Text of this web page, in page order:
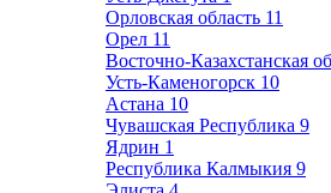
Орловская область 11
Орел 11
Восточно-Казахстанская
Усть-Каменогорск 10
Астана 10
Чувашская Республика 9
Ядрин 1
Республика Калмыкия 9